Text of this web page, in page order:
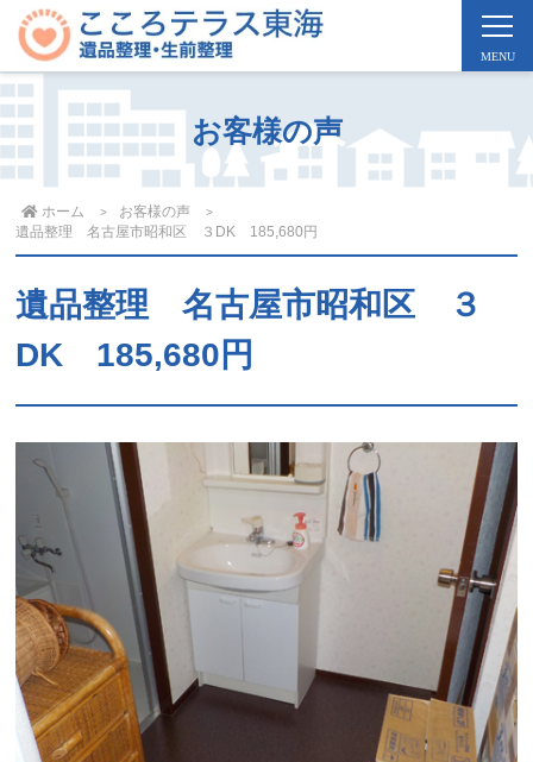
お客様の声
ホーム
お客様の声
遺品整理 名古屋市昭和区 ３DK 185,680円
遺品整理 名古屋市昭和区 ３
DK 185,680円